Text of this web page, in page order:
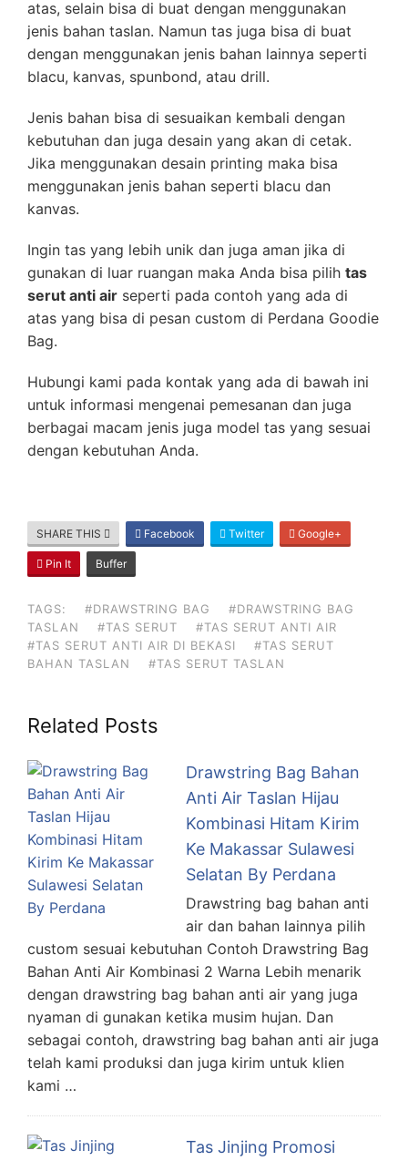
atas, selain bisa di buat dengan menggunakan
jenis bahan taslan. Namun tas juga bisa di buat
dengan menggunakan jenis bahan lainnya seperti
blacu, kanvas, spunbond, atau drill.
Jenis bahan bisa di sesuaikan kembali dengan
kebutuhan dan juga desain yang akan di cetak.
Jika menggunakan desain printing maka bisa
menggunakan jenis bahan seperti blacu dan
kanvas.
Ingin tas yang lebih unik dan juga aman jika di
gunakan di luar ruangan maka Anda bisa pilih tas
serut anti air seperti pada contoh yang ada di
atas yang bisa di pesan custom di Perdana Goodie
Bag.
Hubungi kami pada kontak yang ada di bawah ini
untuk informasi mengenai pemesanan dan juga
berbagai macam jenis juga model tas yang sesuai
dengan kebutuhan Anda.
SHARE THIS Facebook Twitter Google+
Pin It Buffer
TAGS: #DRAWSTRING BAG
#DRAWSTRING BAG
TASLAN
#TAS SERUT
#TAS SERUT ANTI AIR
#TAS SERUT ANTI AIR DI BEKASI
#TAS SERUT
BAHAN TASLAN
#TAS SERUT TASLAN
Related Posts
Drawstring Bag Bahan
Anti Air Taslan Hijau
Kombinasi Hitam Kirim
Ke Makassar Sulawesi
Selatan By Perdana
Drawstring bag bahan anti
air dan bahan lainnya pilih
custom sesuai kebutuhan Contoh Drawstring Bag
Bahan Anti Air Kombinasi 2 Warna Lebih menarik
dengan drawstring bag bahan anti air yang juga
nyaman di gunakan ketika musim hujan. Dan
sebagai contoh, drawstring bag bahan anti air juga
telah kami produksi dan juga kirim untuk klien
kami …
Tas Jinjing Promosi